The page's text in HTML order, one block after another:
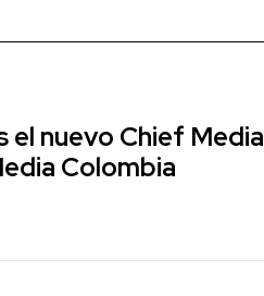
el nuevo Chief Media
Colombia